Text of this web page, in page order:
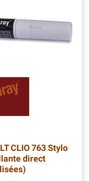
CLIO 763 Stylo
direct